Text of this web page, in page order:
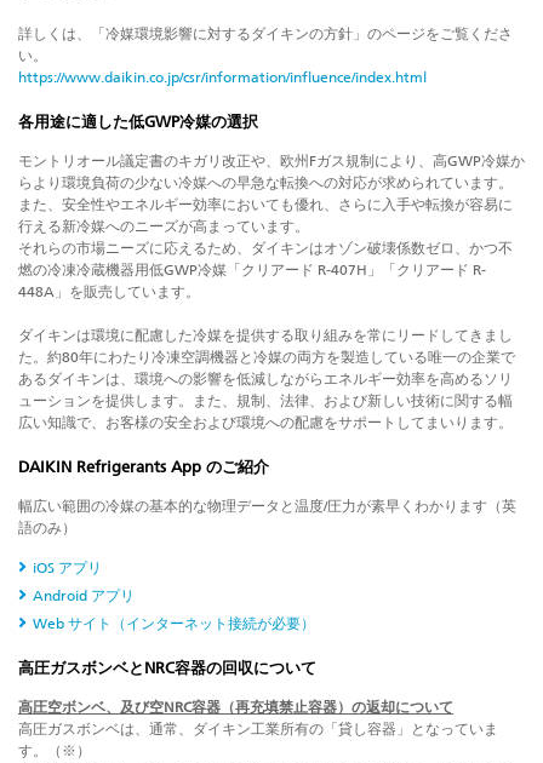
詳しくは、「冷媒環境影響に対するダイキンの方針」のページをご覧くださ
い。
https://www.daikin.co.jp/csr/information/influence/index.html
各用途に適した低GWP冷媒の選択
モントリオール議定書のキガリ改正や、欧州Fガス規制により、高GWP冷媒か
らより環境負荷の少ない冷媒への早急な転換への対応が求められています。
また、安全性やエネルギー効率においても優れ、さらに入手や転換が容易に
行える新冷媒へのニーズが高まっています。
それらの市場ニーズに応えるため、ダイキンはオゾン破壊係数ゼロ、かつ不
燃の冷凍冷蔵機器用低GWP冷媒「クリアード R-407H」「クリアード R-
448A」を販売しています。
ダイキンは環境に配慮した冷媒を提供する取り組みを常にリードしてきまし
た。約80年にわたり冷凍空調機器と冷媒の両方を製造している唯一の企業で
あるダイキンは、環境への影響を低減しながらエネルギー効率を高めるソリ
ューションを提供します。また、規制、法律、および新しい技術に関する幅
広い知識で、お客様の安全および環境への配慮をサポートしてまいります。
DAIKIN Refrigerants App のご紹介
幅広い範囲の冷媒の基本的な物理データと温度/圧力が素早くわかります（英
語のみ）
iOS アプリ
Android アプリ
Web サイト（インターネット接続が必要）
高圧ガスボンベとNRC容器の回収について
高圧空ボンベ、及び空NRC容器（再充填禁止容器）の返却について
高圧ガスボンベは、通常、ダイキン工業所有の「貸し容器」となっていま
す。（※）